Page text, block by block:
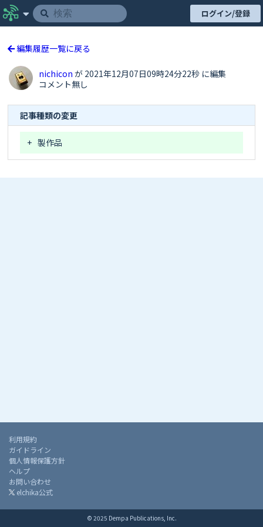
ログイン/登録
編集履歴一覧に戻る
nichiconが 2021年12月07日09時24分22秒 に編集
コメント無し
記事種類の変更
+ 製作品
利用規約
ガイドライン
個人情報保護方針
ヘルプ
お問い合わせ
elchika公式
© 2025 Dempa Publications, Inc.